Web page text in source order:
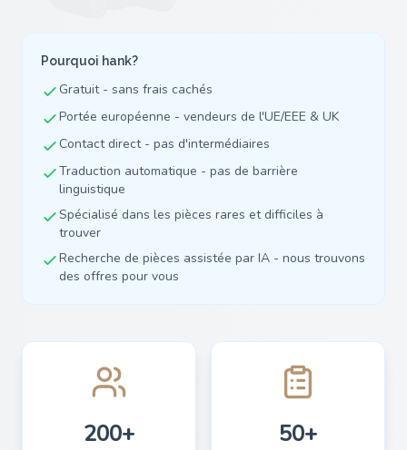
Pourquoi hank?
Gratuit - sans frais cachés
Portée européenne - vendeurs de l'UE/EEE & UK
Contact direct - pas d'intermédiaires
Traduction automatique - pas de barrière
linguistique
Spécialisé dans les pièces rares et difficiles à
trouver
Recherche de pièces assistée par IA - nous trouvons
des offres pour vous
200+ 50+